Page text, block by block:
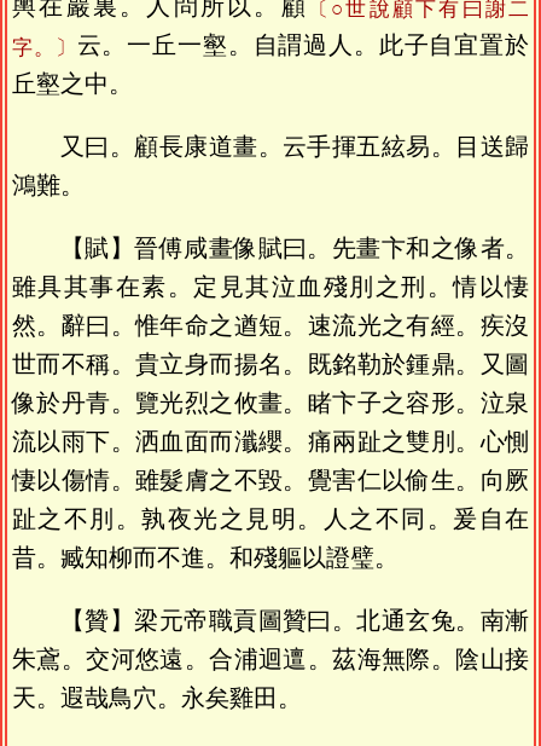
輿在巖裏。人問所以。顧 〔○世說顧下有曰謝二
字。〕 云。一丘一壑。自謂過人。此子自宜置於
丘壑之中。
又曰。顧長康道畫。云手揮五絃易。目送歸
鴻難。
【賦】晉傅咸畫像賦曰。先畫卞和之像者。
雖具其事在素。定見其泣血殘刖之刑。情以悽
然。辭曰。惟年命之遒短。速流光之有經。疾沒
世而不稱。貴立身而揚名。既銘勒於鍾鼎。又圖
像於丹青。覽光烈之攸畫。睹卞子之容形。泣泉
流以雨下。洒血面而瀸纓。痛兩趾之雙刖。心惻
悽以傷情。雖髮膚之不毀。覺害仁以偷生。向厥
趾之不刖。孰夜光之見明。人之不同。爰自在
昔。臧知柳而不進。和殘軀以證璧。
【贊】梁元帝職貢圖贊曰。北通玄兔。南漸
朱鳶。交河悠遠。合浦迴邅。茲海無際。陰山接
天。遐哉鳥穴。永矣雞田。